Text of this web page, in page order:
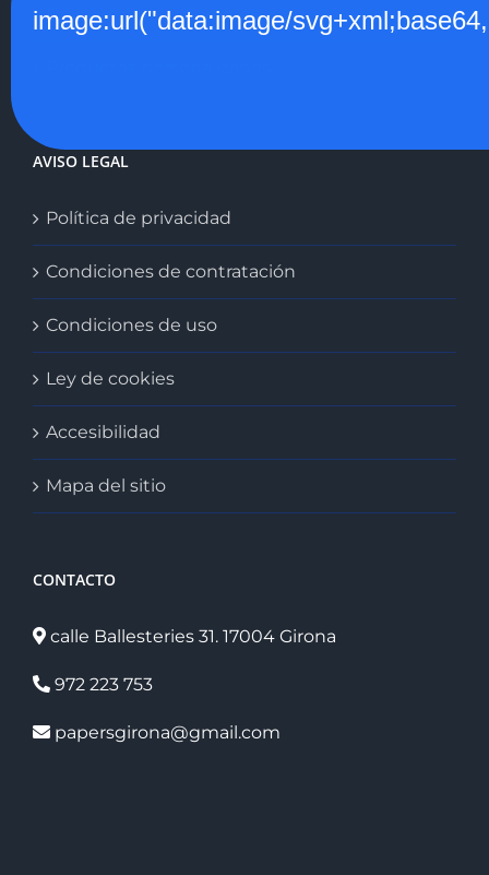
Devoluciones y Cambios
AVISO LEGAL
Política de privacidad
Condiciones de contratación
Condiciones de uso
Ley de cookies
Accesibilidad
Mapa del sitio
CONTACTO
calle Ballesteries 31. 17004 Girona
972 223 753
papersgirona@gmail.com
image:url("data:image/